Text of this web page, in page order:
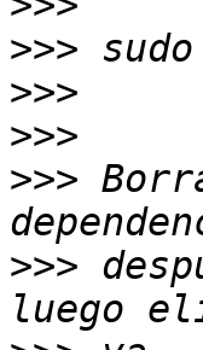
>>>
>>>
>>>
>>>
>>>